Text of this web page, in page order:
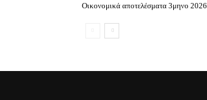
Οικονομικά αποτελέσματα 3μηνο 2026